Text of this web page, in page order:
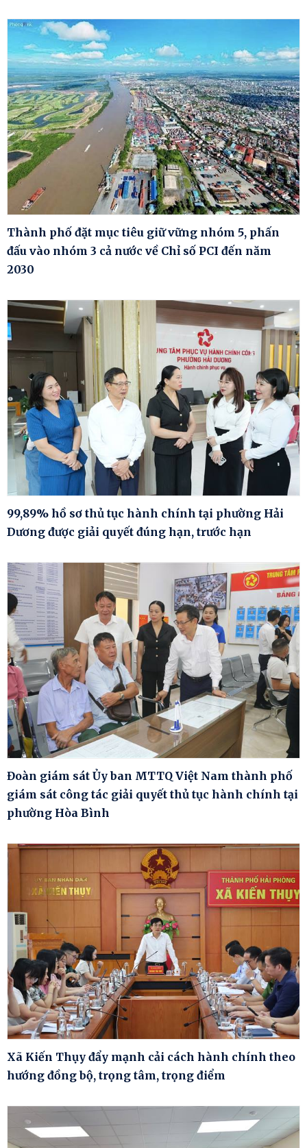
Thành phố đặt mục tiêu giữ vững nhóm 5, phấn
đấu vào nhóm 3 cả nước về Chỉ số PCI đến năm
2030
99,89% hồ sơ thủ tục hành chính tại phường Hải
Dương được giải quyết đúng hạn, trước hạn
Đoàn giám sát Ủy ban MTTQ Việt Nam thành phố
giám sát công tác giải quyết thủ tục hành chính tại
phường Hòa Bình
Xã Kiến Thụy đẩy mạnh cải cách hành chính theo
hướng đồng bộ, trọng tâm, trọng điểm